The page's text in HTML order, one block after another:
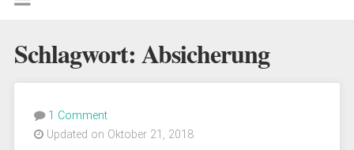
Schlagwort:Absicherung
1 Comment
Updated on Oktober 21, 2018